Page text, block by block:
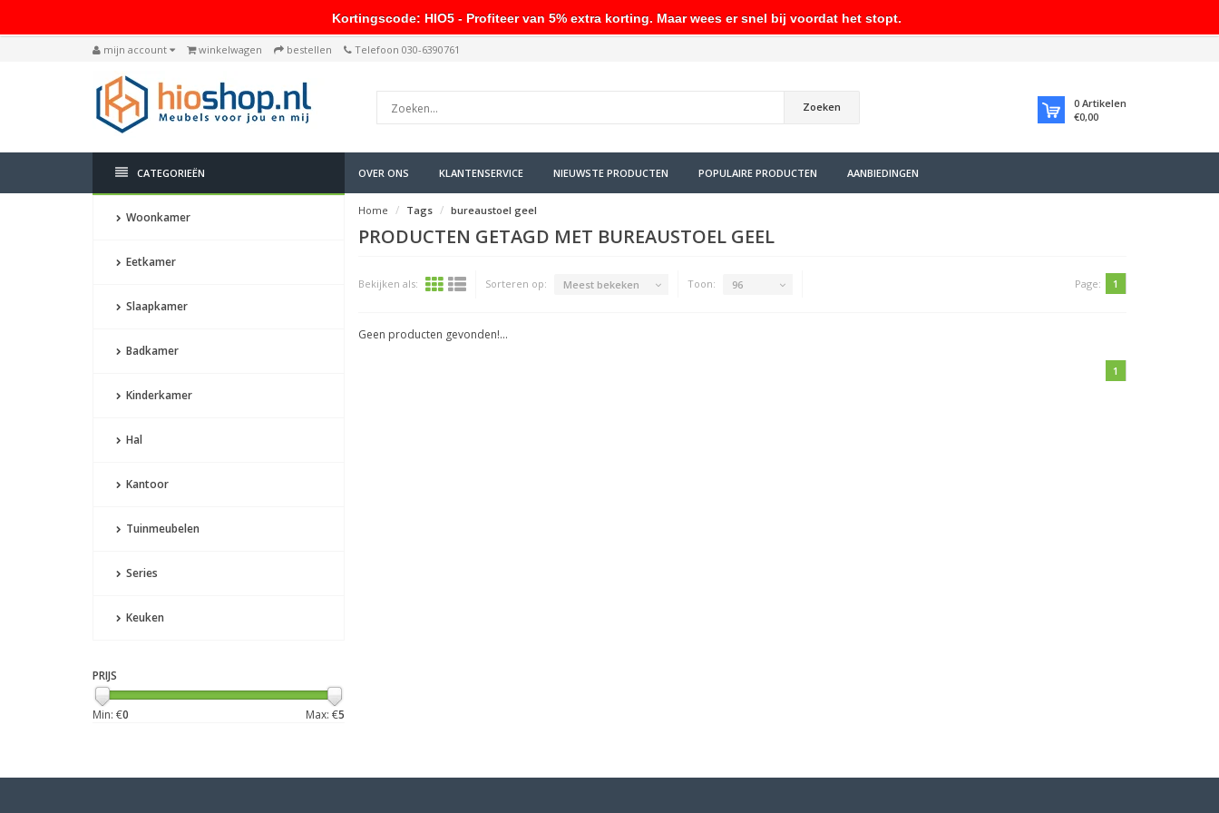
mijn account winkelwagen bestellen Telefoon 030-6390761
Zoeken 0 Artikelen
€0,00
CATEGORIEËN OVER ONS KLANTENSERVICE NIEUWSTE PRODUCTEN POPULAIRE PRODUCTEN AANBIEDINGEN
Woonkamer
Eetkamer
Slaapkamer
Badkamer
Kinderkamer
Hal
Kantoor
Tuinmeubelen
Series
Keuken
PRIJS
Min: €0 Max: €5
Home Tags bureaustoel geel
PRODUCTEN GETAGD MET BUREAUSTOEL GEEL
Bekijken als: Sorteren op: Meest bekeken Toon: 96 Page: 1
Geen producten gevonden!...
1
Kortingscode: HIO5 - Profiteer van 5% extra korting. Maar wees er snel bij voordat het stopt.